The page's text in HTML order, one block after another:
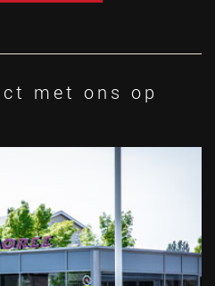
met ons op